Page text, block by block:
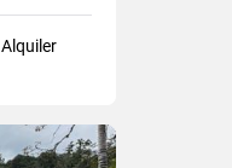
Alquiler